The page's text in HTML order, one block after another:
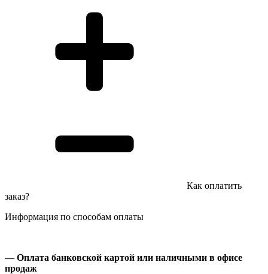
Как оплатить
заказ?
Информация по способам оплаты
— Оплата банковской картой или наличными в офисе
продаж